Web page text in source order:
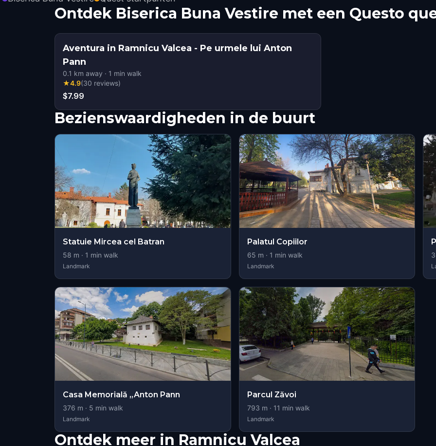
Ontdek Biserica Buna Vestire met een Questo
Aventura in Ramnicu Valcea - Pe urmele lui Anton
Pann
0.1 km away · 1 min walk
★4.9(30 reviews)
$7.99
Bezienswaardigheden in de buurt
Statuie Mircea cel Batran
58 m · 1 min walk
Landmark
Palatul Copiilor
65 m · 1 min walk
Landmark
Casa Memorială „Anton Pann
376 m · 5 min walk
Landmark
Parcul Zăvoi
793 m · 11 min walk
Landmark
Ontdek meer in Ramnicu Valcea